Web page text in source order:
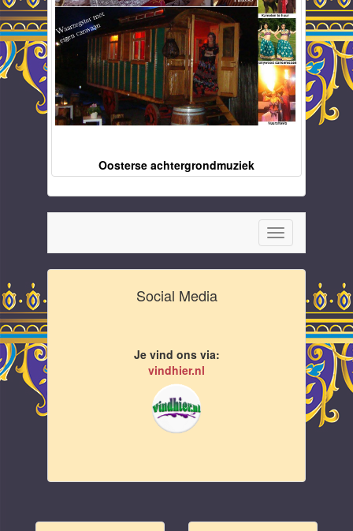
Oosterse achtergrondmuziek
Toggle
navigation
Social Media
Je vind ons via:
vindhier.nl